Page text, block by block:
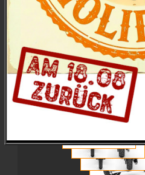
... in Chrome Finish oder
haben
Billiard Gray:
25.020,-- €*) (Chrome)
26.770,-- €*) (Black)